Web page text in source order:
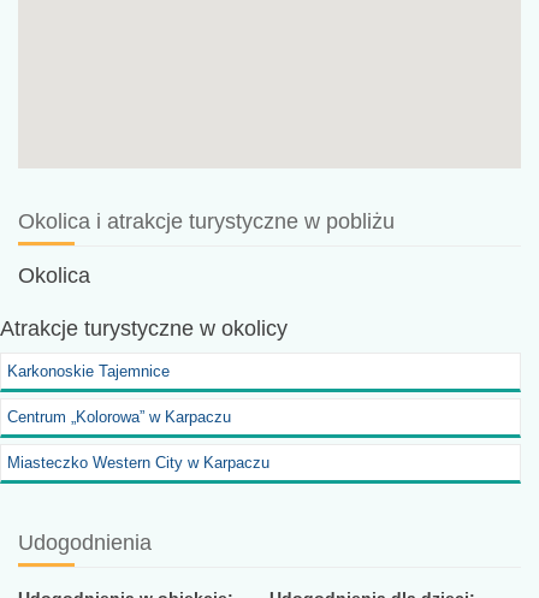
Okolica i atrakcje turystyczne w pobliżu
Okolica
Atrakcje turystyczne w okolicy
Karkonoskie Tajemnice
Centrum „Kolorowa” w Karpaczu
Miasteczko Western City w Karpaczu
Udogodnienia